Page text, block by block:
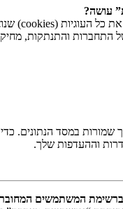
עושה?
התחברות והתנתקות,
במסד הנתונים.
וההעדפות שלך.
המשתמשים